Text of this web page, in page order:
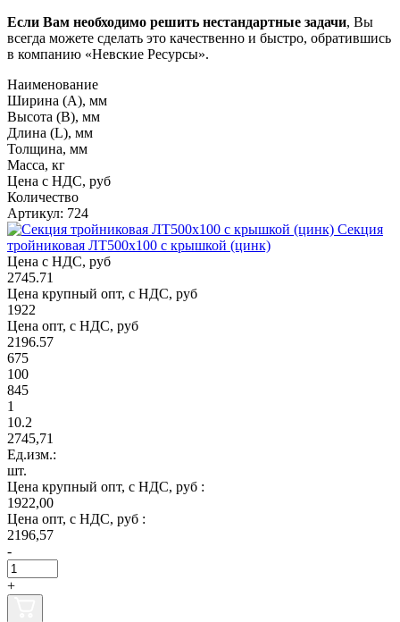
Если Вам необходимо решить нестандартные задачи, Вы
всегда можете сделать это качественно и быстро, обратившись
в компанию «Невские Ресурсы».
Наименование
Ширина (А), мм
Высота (В), мм
Длина (L), мм
Толщина, мм
Масса, кг
Цена с НДС, руб
Количество
Артикул: 724
Секция
тройниковая ЛТ500х100 с крышкой (цинк)
Цена с НДС, руб
2745.71
Цена крупный опт, с НДС, руб
1922
Цена опт, с НДС, руб
2196.57
675
100
845
1
10.2
2745,71
Ед.изм.:
шт.
Цена крупный опт, с НДС, руб :
1922,00
Цена опт, с НДС, руб :
2196,57
-
+